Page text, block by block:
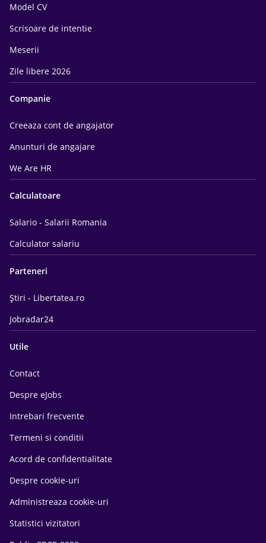
Model CV
Scrisoare de intentie
Meserii
Zile libere 2026
Companie
Creeaza cont de angajator
Anunturi de angajare
We Are HR
Calculatoare
Salario - Salarii Romania
Calculator salariu
Parteneri
Știri - Libertatea.ro
Jobradar24
Utile
Contact
Despre eJobs
Intrebari frecvente
Termeni si conditii
Acord de confidentialitate
Despre cookie-uri
Administreaza cookie-uri
Statistici vizitatori